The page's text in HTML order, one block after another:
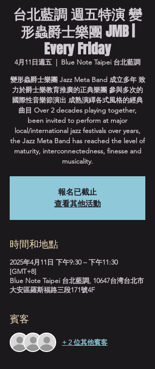
台北藍調 週五特演 變
形蟲爵士樂團 JMB |
Every Friday
4月11日週五
  |
Blue Note Taipei 台北藍調
變形蟲爵士樂團 Jazz Meta Band 成立多年 致
力於爵士樂教育推廣的正典樂團 參與多次的
國際性音樂節演出 成熟演繹各式風格的經典
曲目 Over 2 decades playing together,
been invited to perform at major
local/international jazz festivals over years,
the Jazz Meta Band has reached the level of
maturity, interconnectedness, finesse and
musicality.
報名已截止
查看其他活動
時間和地點
2025年4月11日 下午9:30 – 下午11:30
[GMT+8]
Blue Note Taipei 台北藍調, 10647台湾台北市
大安區羅斯福路三段171號4F
賓客
+ 2 位其他賓客